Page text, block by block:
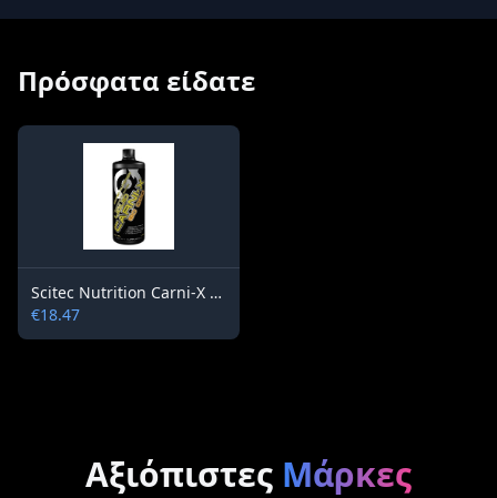
Πρόσφατα είδατε
Scitec Nutrition Carni-X Liquid 80000 / 500 ml
€18.47
Αξιόπιστες Μάρκες